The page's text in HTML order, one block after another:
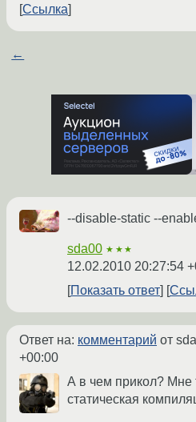
Ссылка
←
--disable-static --
sda00 ★★★
12.02.2010 20:27:54
Показать ответ
Ответ на: комментарий от
+00:00
А в чем прикол? Мне
статическая